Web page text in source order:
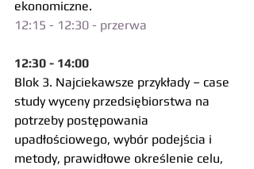
ekonomiczne.
12:15 - 12:30 - przerwa
12:30 - 14:00
Blok 3. Najciekawsze przykłady – case
study wyceny przedsiębiorstwa na
potrzeby postępowania
upadłościowego, wybór podejścia i
metody, prawidłowe określenie celu,